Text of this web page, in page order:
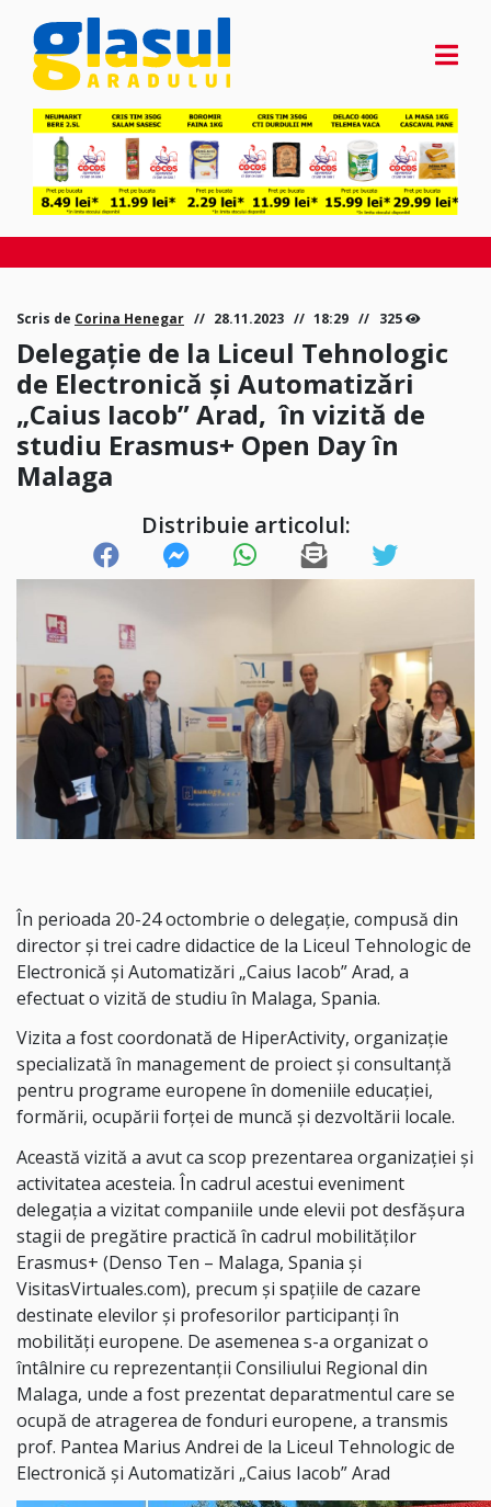
Scris de Corina Henegar 28.11.2023 18:29 325
Delegație de la Liceul Tehnologic
de Electronică şi Automatizări
„Caius Iacob” Arad, în vizită de
studiu Erasmus+ Open Day în
Malaga
Distribuie articolul:
În perioada 20-24 octombrie o delegație, compusă din
director și trei cadre didactice de la Liceul Tehnologic de
Electronică şi Automatizări „Caius Iacob” Arad, a
efectuat o vizită de studiu în Malaga, Spania.
Vizita a fost coordonată de HiperActivity, organizație
specializată în management de proiect și consultanță
pentru programe europene în domeniile educației,
formării, ocupării forței de muncă și dezvoltării locale.
Această vizită a avut ca scop prezentarea organizației și
activitatea acesteia. În cadrul acestui eveniment
delegația a vizitat companiile unde elevii pot desfășura
stagii de pregătire practică în cadrul mobilităților
Erasmus+ (Denso Ten – Malaga, Spania și
VisitasVirtuales.com), precum și spațiile de cazare
destinate elevilor și profesorilor participanți în
mobilități europene. De asemenea s-a organizat o
întâlnire cu reprezentanții Consiliului Regional din
Malaga, unde a fost prezentat deparatmentul care se
ocupă de atragerea de fonduri europene, a transmis
prof. Pantea Marius Andrei de la Liceul Tehnologic de
Electronică şi Automatizări „Caius Iacob” Arad